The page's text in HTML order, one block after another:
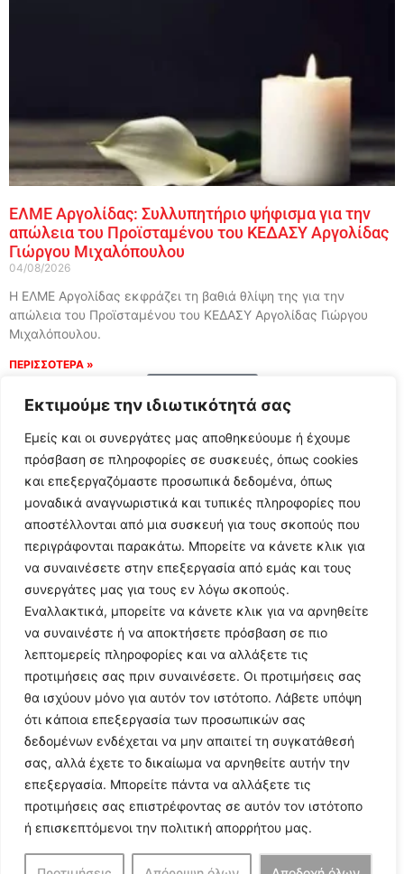
Εκτιμούμε την ιδιωτικότητά σας
Εμείς και οι συνεργάτες μας αποθηκεύουμε ή έχουμε
πρόσβαση σε πληροφορίες σε συσκευές, όπως cookies
και επεξεργαζόμαστε προσωπικά δεδομένα, όπως
μοναδικά αναγνωριστικά και τυπικές πληροφορίες που
αποστέλλονται από μια συσκευή για τους σκοπούς που
περιγράφονται παρακάτω. Μπορείτε να κάνετε κλικ για
να συναινέσετε στην επεξεργασία από εμάς και τους
συνεργάτες μας για τους εν λόγω σκοπούς.
Εναλλακτικά, μπορείτε να κάνετε κλικ για να αρνηθείτε
να συναινέστε ή να αποκτήσετε πρόσβαση σε πιο
λεπτομερείς πληροφορίες και να αλλάξετε τις
προτιμήσεις σας πριν συναινέσετε. Οι προτιμήσεις σας
θα ισχύουν μόνο για αυτόν τον ιστότοπο. Λάβετε υπόψη
ότι κάποια επεξεργασία των προσωπικών σας
δεδομένων ενδέχεται να μην απαιτεί τη συγκατάθεσή
σας, αλλά έχετε το δικαίωμα να αρνηθείτε αυτήν την
επεξεργασία. Μπορείτε πάντα να αλλάξετε τις
προτιμήσεις σας επιστρέφοντας σε αυτόν τον ιστότοπο
ή επισκεπτόμενοι την πολιτική απορρήτου μας.
ΕΛΜΕ Αργολίδας: Συλλυπητήριο ψήφισμα για την
απώλεια του Προϊσταμένου του ΚΕΔΑΣΥ Αργολίδας
Γιώργου Μιχαλόπουλου
04/08/2026
Η ΕΛΜΕ Αργολίδας εκφράζει τη βαθιά θλίψη της για την
απώλεια του Προϊσταμένου του ΚΕΔΑΣΥ Αργολίδας Γιώργου
Μιχαλόπουλου.
ΠΕΡΙΣΣΟΤΕΡΑ »
Follow Us
© 2024 All Rights Reserved
Η ιστοσελίδαargolikianaptiksi.grείναι πιστοποιημένη στο
ηλεκτρονικό Μητρώο Ηλεκτρονικού Τύπου της ΓΓ Επικοινωνίας
και Ενημέρωσης (Αριθμός ΜΗΤ242062)